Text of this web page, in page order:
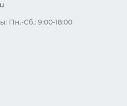
Пн.-Сб.: 9:00-18:00